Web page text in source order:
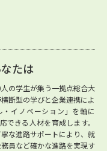
たは
の学生が集う一拠点総合大
断型の学びと企業連携によ
イノベーション」を軸に
きる人材を育成します。
な進路サポートにより、就
員など確かな進路を実現す